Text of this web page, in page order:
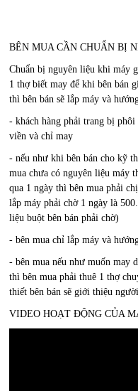
BÊN MUA CẦN CHUẨN BỊ
Chuẩn bị nguyên liệu khi máy
1 thợ biết may để khi bên bán
thì bên bán sẽ lắp máy và
- khách hàng phải trang bị
viền và chỉ may
- nếu như khi bên bán cho kỹ
mua chưa có nguyên liệu máy
qua 1 ngày thì bên mua phải
lắp máy phải chờ 1 ngày là
liệu buột bên bán phải chờ)
- bên mua chỉ lắp máy và
- bên mua nếu như muốn may
thì bên mua phải thuê 1 thợ
thiết bên bán sẽ giới thiệu
VIDEO HOẠT ĐỘNG CỦA